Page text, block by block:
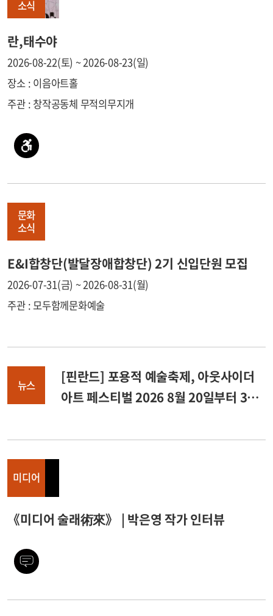
소식
란,태수야
2026-08-22(토) ~ 2026-08-23(일)
장소 : 이음아트홀
주관 : 창작공동체 무적의무지개
문화
소식
E&I합창단(발달장애합창단) 2기 신입단원 모집
2026-07-31(금) ~ 2026-08-31(월)
주관 : 모두함께문화예술
뉴스
[핀란드] 포용적 예술축제, 아웃사이더
아트 페스티벌 2026 8월 20일부터 30
미디어
《미디어 술래術來》 | 박은영 작가 인터뷰